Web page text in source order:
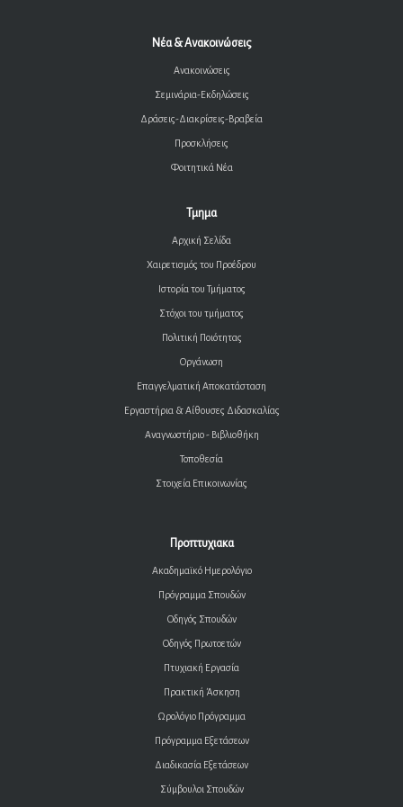
Νέα & Ανακοινώσεις
Ανακοινώσεις
Σεμινάρια-Εκδηλώσεις
Δράσεις-Διακρίσεις-Βραβεία
Προσκλήσεις
Φοιτητικά Νέα
Τμημα
Αρχική Σελίδα
Χαιρετισμός του Προέδρου
Ιστορία του Τμήματος
Στόχοι του τμήματος
Πολιτική Ποιότητας
Οργάνωση
Επαγγελματική Αποκατάσταση
Εργαστήρια & Αίθουσες Διδασκαλίας
Αναγνωστήριο - Βιβλιοθήκη
Τοποθεσία
Στοιχεία Επικοινωνίας
Προπτυχιακα
Ακαδημαϊκό Ημερολόγιο
Πρόγραμμα Σπουδών
Οδηγός Σπουδών
Οδηγός Πρωτοετών
Πτυχιακή Εργασία
Πρακτική Άσκηση
Ωρολόγιο Πρόγραμμα
Πρόγραμμα Εξετάσεων
Διαδικασία Εξετάσεων
Σύμβουλοι Σπουδών